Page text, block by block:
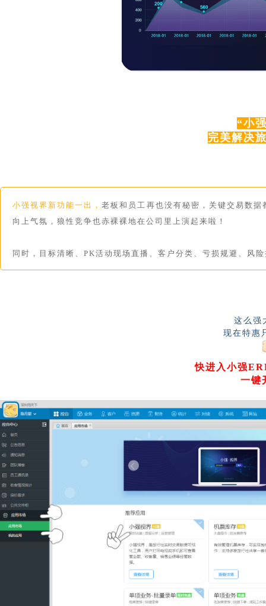
“小
完美解决
小强视界新功能一出，老板和员工再也没有秘密，关键交易数
向上气氛，狼性竞争也赤裸裸地在公司里上演起来啦！
同时，目标清晰、PK活动现场直播、客户分类、亏损规避、风
这么强
现在特惠
快进入小强
一键